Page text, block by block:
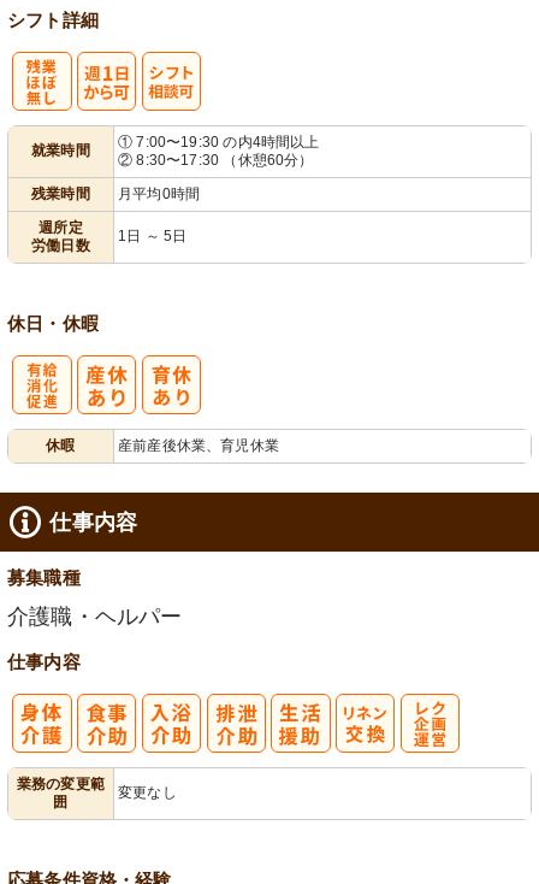
シフト詳細
就業時間
① 7:00〜19:30 の内4時間以上
② 8:30〜17:30 （休憩60分）
残業時間
月平均0時間
週所定
労働日数
1日 ～ 5日
休日・休暇
休暇 産前産後休業、育児休業
仕事内容
募集職種
介護職・ヘルパー
仕事内容
業務の変更範
囲
変更なし
応募条件資格・経験